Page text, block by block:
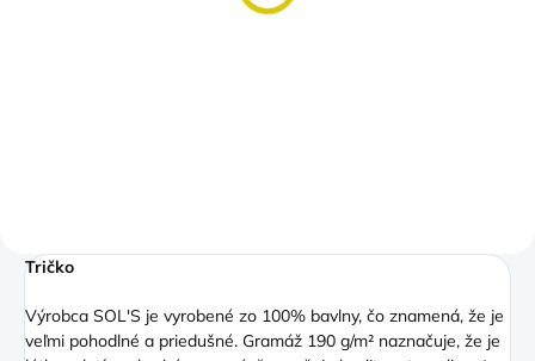
Tričko
Výrobca SOL'S je vyrobené zo 100% bavlny, čo znamená, že je
veľmi pohodlné a priedušné. Gramáž 190 g/m² naznačuje, že je